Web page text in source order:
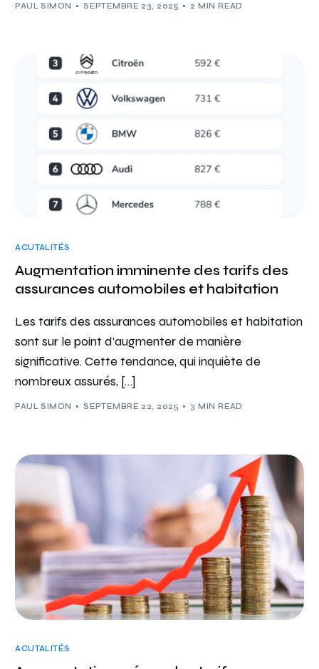
PAUL SIMON SEPTEMBRE 23, 2025 2 MIN READ
ACUTALITÉS
Augmentation imminente des tarifs des
assurances automobiles et habitation
Les tarifs des assurances automobiles et habitation
sont sur le point d’augmenter de manière
significative. Cette tendance, qui inquiète de
nombreux assurés, […]
PAUL SIMON SEPTEMBRE 22, 2025 3 MIN READ
ACUTALITÉS